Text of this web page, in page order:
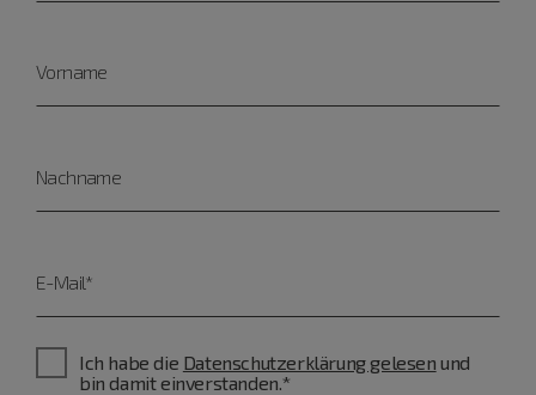
Vorname
Nachname
E-Mail*
Ich habe die Datenschutzerklärung gelesen und
bin damit einverstanden.*